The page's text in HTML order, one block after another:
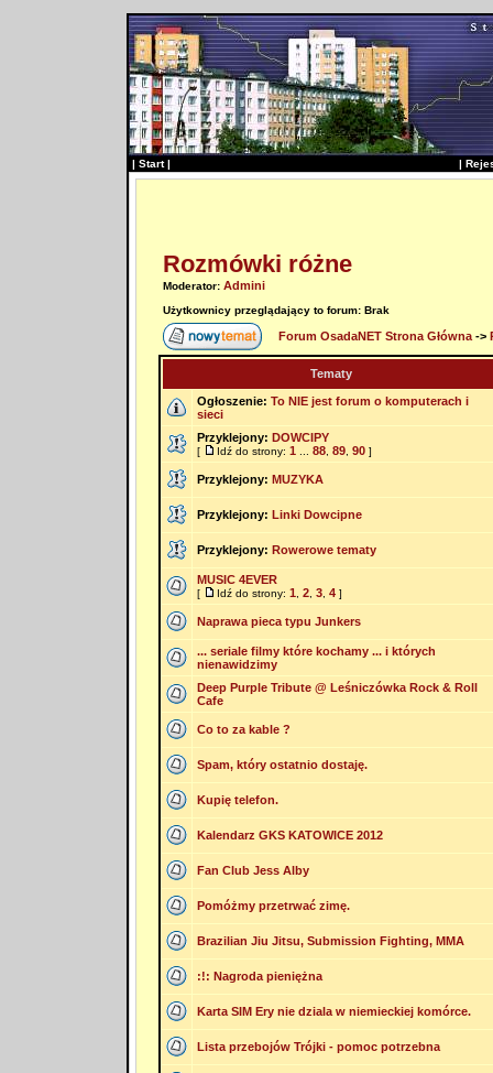
| Start| |
Rozmówki różne
Moderator: Admini
Użytkownicy przeglądający to forum: Brak
Forum OsadaNET Strona Główna->
Tematy
Ogłoszenie: To NIE jest forum o komputerach i
sieci
Przyklejony: DOWCIPY
[ Idź do strony: 1... 88, 89, 90]
Przyklejony: MUZYKA
Przyklejony: Linki Dowcipne
Przyklejony: Rowerowe tematy
MUSIC 4EVER
[ Idź do strony: 1, 2, 3, 4]
Naprawa pieca typu Junkers
... seriale filmy które kochamy ... i których
nienawidzimy
Deep Purple Tribute @ Leśniczówka Rock & Roll
Cafe
Co to za kable ?
Spam, który ostatnio dostaję.
Kupię telefon.
Kalendarz GKS KATOWICE 2012
Fan Club Jess Alby
Pomóżmy przetrwać zimę.
Brazilian Jiu Jitsu, Submission Fighting, MMA
:!: Nagroda pieniężna
Karta SIM Ery nie dziala w niemieckiej komórce.
Lista przebojów Trójki - pomoc potrzebna